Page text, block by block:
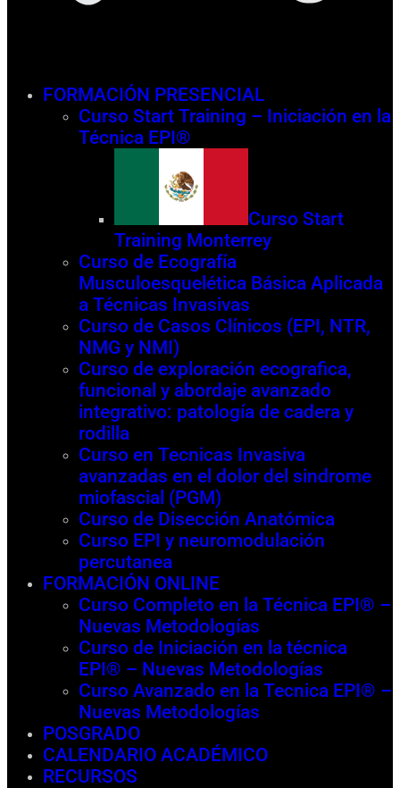
FORMACIÓN PRESENCIAL
Curso Start Training – Iniciación en la
Técnica EPI®
Curso Start
Training Monterrey
Curso de Ecografía
Musculoesquelética Básica Aplicada
a Técnicas Invasivas
Curso de Casos Clínicos (EPI, NTR,
NMG y NMI)
Curso de exploración ecografica,
funcional y abordaje avanzado
integrativo: patología de cadera y
rodilla
Curso en Tecnicas Invasiva
avanzadas en el dolor del sindrome
miofascial (PGM)
Curso de Disección Anatómica
Curso EPI y neuromodulación
percutanea
FORMACIÓN ONLINE
Curso Completo en la Técnica EPI® –
Nuevas Metodologías
Curso de Iniciación en la técnica
EPI® – Nuevas Metodologías
Curso Avanzado en la Tecnica EPI® –
Nuevas Metodologías
POSGRADO
CALENDARIO ACADÉMICO
RECURSOS